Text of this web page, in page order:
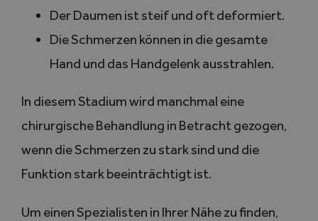
Der Daumen ist steif und oft deformiert.
Die Schmerzen können in die gesamte
Hand und das Handgelenk ausstrahlen.
In diesem Stadium wird manchmal eine
chirurgische Behandlung in Betracht gezogen,
wenn die Schmerzen zu stark sind und die
Funktion stark beeinträchtigt ist.
Um einen Spezialisten in Ihrer Nähe zu finden,